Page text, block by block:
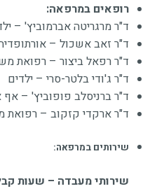
רופאים במרפאה:
ד"ר מרגריטה אברמוביץ' –
ד"ר זאב אשכול –
ד"ר רפאל ביצור – רפואת
ד"ר ג'ודי בלטר-סרי – ילדים
ד"ר ברניסלב פופוביץ' – אף
ד"ר ארקדי קזקוב – רפואת
שירותים במרפאה:
שירותי מעבדה – שעות